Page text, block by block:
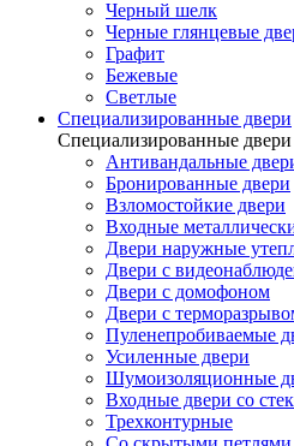
Черный шелк
Черные глянцевые
Графит
Бежевые
Светлые
Специализированные двери
Специализированные двери
Антивандальные
Бронированные двери
Взломостойкие двери
Входные
Двери наружные
Двери с
Двери с домофоном
Двери с
Пуленепробиваемые
Усиленные двери
Шумоизоляционные
Входные двери со
Трехконтурные